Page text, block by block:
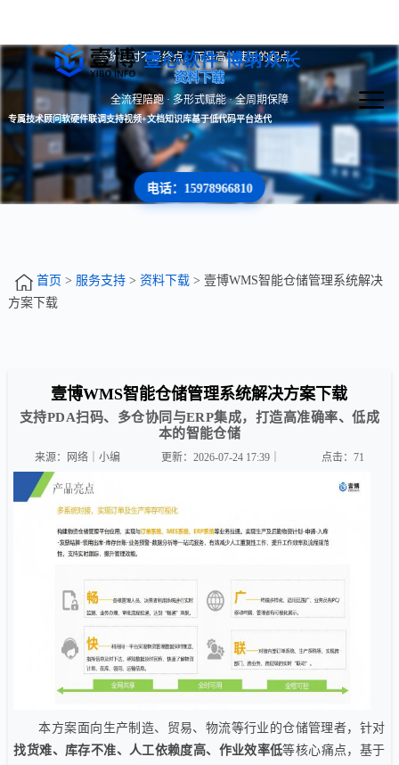
壹心软件 博纳众长
系统交付不是终点，而是高效使用的起点。
资料下载
全流程陪跑 · 多形式赋能 · 全周期保障
专属技术顾问软硬件联调支持视频+文档知识库基于低代码平台迭代
电话：15978966810
首页 > 服务支持> 资料下载> 壹博WMS智能仓储管理系统解决
方案下载
壹博WMS智能仓储管理系统解决方案下载
支持PDA扫码、多仓协同与ERP集成，打造高准确率、低成
本的智能仓储
来源：网络｜小编 更新：2026-07-24 17:39｜ 点击：71
本方案面向生产制造、贸易、物流等行业的仓储管理者，针对
找货难、库存不准、人工依赖度高、作业效率低等核心痛点，基于